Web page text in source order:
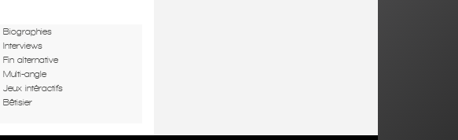
Biographies
Interviews
Fin alternative
Multi-angle
Jeux intéractifs
Bêtisier